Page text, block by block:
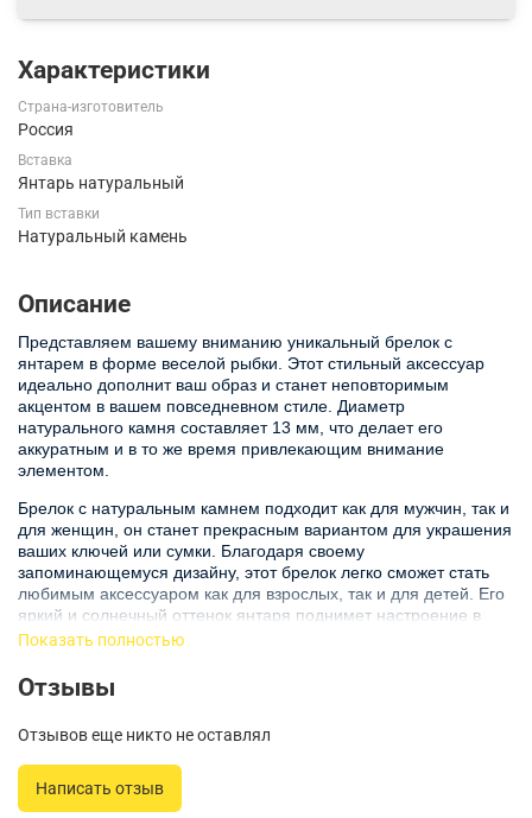
Характеристики
Страна-изготовитель
Россия
Вставка
Янтарь натуральный
Тип вставки
Натуральный камень
Описание
Представляем вашему вниманию уникальный брелок с
янтарем в форме веселой рыбки. Этот стильный аксессуар
идеально дополнит ваш образ и станет неповторимым
акцентом в вашем повседневном стиле. Диаметр
натурального камня составляет 13 мм, что делает его
аккуратным и в то же время привлекающим внимание
элементом.
Брелок с натуральным камнем подходит как для мужчин, так и
для женщин, он станет прекрасным вариантом для украшения
ваших ключей или сумки. Благодаря своему
запоминающемуся дизайну, этот брелок легко сможет стать
любимым аксессуаром как для взрослых, так и для детей. Его
яркий и солнечный оттенок янтаря поднимет настроение в
любой ситуации.
Этот брелок отлично подойдет в качестве подарка для близких
людей или даже для самих себя. Он символизирует
красивым, но и значимым украшением. Мягкие линии формы
привлекательным.
Показать полностью
Отзывы
Отзывов еще никто не оставлял
Написать отзыв